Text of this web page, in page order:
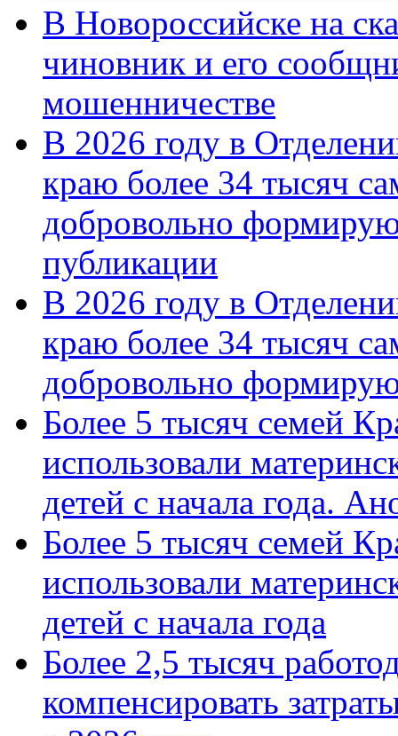
В Новороссийске на
чиновник и его
мошенничестве
В 2026 году в
краю более 34 тысяч
добровольно
публикации
В 2026 году в
краю более 34 тысяч
добровольно
Более 5 тысяч семей
использовали
детей с начала года.
Более 5 тысяч семей
использовали
детей с начала года
Более 2,5 тысяч
компенсировать